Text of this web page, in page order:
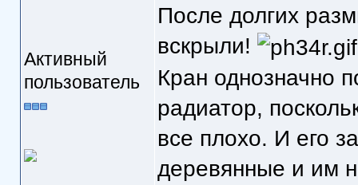
Активный
пользователь
После долгих
вскрыли!
Кран однозначно
радиатор,
все плохо. И его
деревянные и им